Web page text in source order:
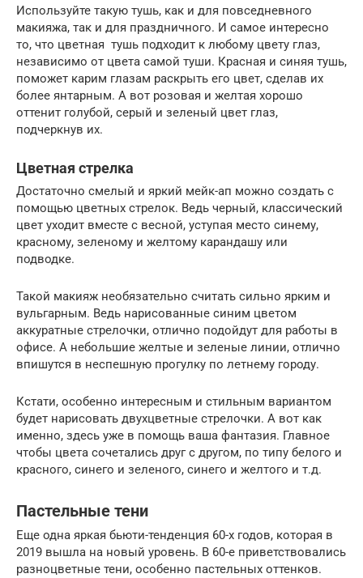
Используйте такую тушь, как и для повседневного
макияжа, так и для праздничного. И самое интересно
то, что цветная тушь подходит к любому цвету глаз,
независимо от цвета самой туши. Красная и синяя тушь,
поможет карим глазам раскрыть его цвет, сделав их
более янтарным. А вот розовая и желтая хорошо
оттенит голубой, серый и зеленый цвет глаз,
подчеркнув их.
Цветная стрелка
Достаточно смелый и яркий мейк-ап можно создать с
помощью цветных стрелок. Ведь черный, классический
цвет уходит вместе с весной, уступая место синему,
красному, зеленому и желтому карандашу или
подводке.
Такой макияж необязательно считать сильно ярким и
вульгарным. Ведь нарисованные синим цветом
аккуратные стрелочки, отлично подойдут для работы в
офисе. А небольшие желтые и зеленые линии, отлично
впишутся в неспешную прогулку по летнему городу.
Кстати, особенно интересным и стильным вариантом
будет нарисовать двухцветные стрелочки. А вот как
именно, здесь уже в помощь ваша фантазия. Главное
чтобы цвета сочетались друг с другом, по типу белого и
красного, синего и зеленого, синего и желтого и т.д.
Пастельные тени
Еще одна яркая бьюти-тенденция 60-х годов, которая в
2019 вышла на новый уровень. В 60-е приветствовались
разноцветные тени, особенно пастельных оттенков.